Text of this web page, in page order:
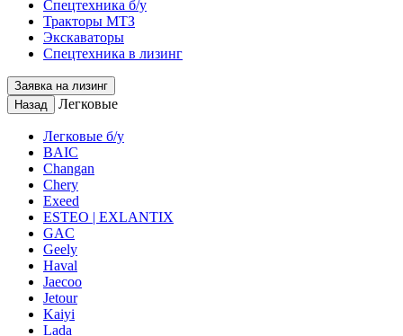
Спецтехника б/у
Тракторы МТЗ
Экскаваторы
Спецтехника в лизинг
Заявка на лизинг
Назад
Легковые
Легковые б/у
BAIC
Changan
Chery
Exeed
ESTEO | EXLANTIX
GAC
Geely
Haval
Jaecoo
Jetour
Kaiyi
Lada